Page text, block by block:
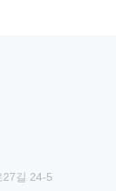
27길 24-5